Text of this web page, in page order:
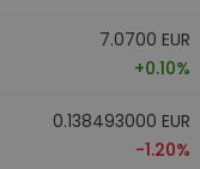
7.0700 EUR
+0.10%
0.138493000 EUR
-1.20%